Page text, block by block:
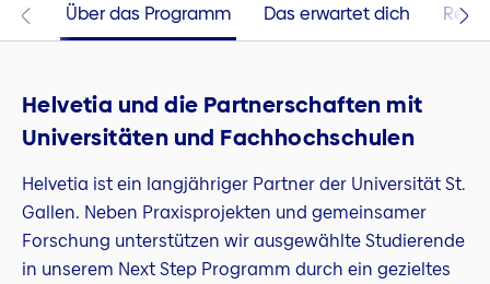
Über das Programm Das erwartet dich
Helvetia und die Partnerschaften mit
Universitäten und Fachhochschulen
Helvetia ist ein langjähriger Partner der Universität St.
Gallen. Neben Praxisprojekten und gemeinsamer
Forschung unterstützen wir ausgewählte Studierende
in unserem Next Step Programm durch ein gezieltes